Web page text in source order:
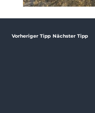
Vorheriger Tipp Nächster Tipp